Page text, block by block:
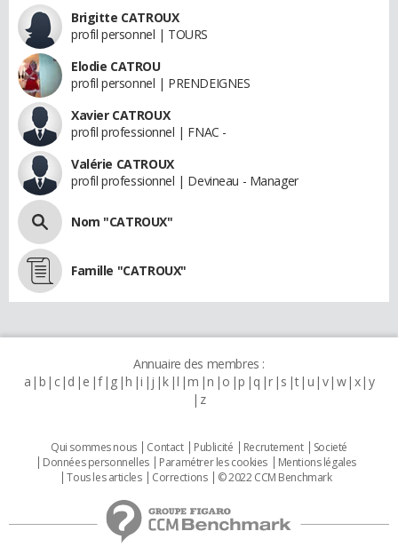
Brigitte CATROUX
profil personnel | TOURS
Elodie CATROU
profil personnel | PRENDEIGNES
Xavier CATROUX
profil professionnel | FNAC -
Valérie CATROUX
profil professionnel | Devineau - Manager
Nom "CATROUX"
Famille "CATROUX"
Annuaire des membres :
a b c d e f g h i j k l m n o p q r s t u v w x y
z
Qui sommes nous Contact Publicité Recrutement
Societé
Données personnelles
Paramétrer les cookies
Mentions légales
Tous les articles
Corrections © 2022 CCM Benchmark